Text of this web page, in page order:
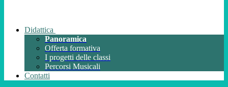
Didattica
Panoramica
Offerta formativa
I progetti delle classi
Percorsi Musicali
Contatti